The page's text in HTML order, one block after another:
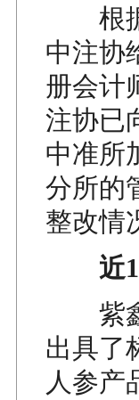
根据
中注协
册会计
注协已
中准所
分所的
整改情
近1.7
紫鑫
出具了
人参产